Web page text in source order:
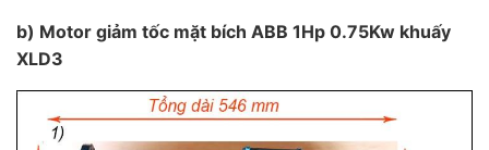
b) Motor giảm tốc mặt bích ABB 1Hp 0.75Kw khuấy
XLD3